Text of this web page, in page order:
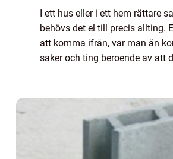
I ett hus eller i ett hem rättare
behövs det el till precis allting.
att komma ifrån, var man än
saker och ting beroende av att